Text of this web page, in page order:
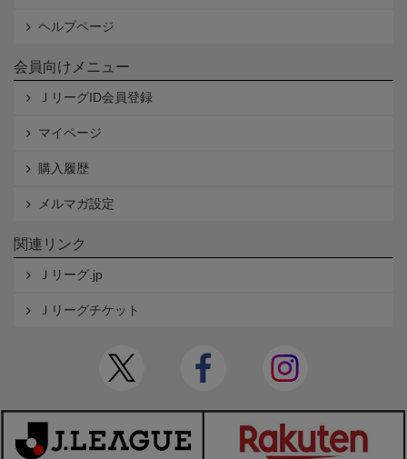
ヘルプページ
会員向けメニュー
ＪリーグID会員登録
マイページ
購入履歴
メルマガ設定
関連リンク
Ｊリーグ.jp
Ｊリーグチケット